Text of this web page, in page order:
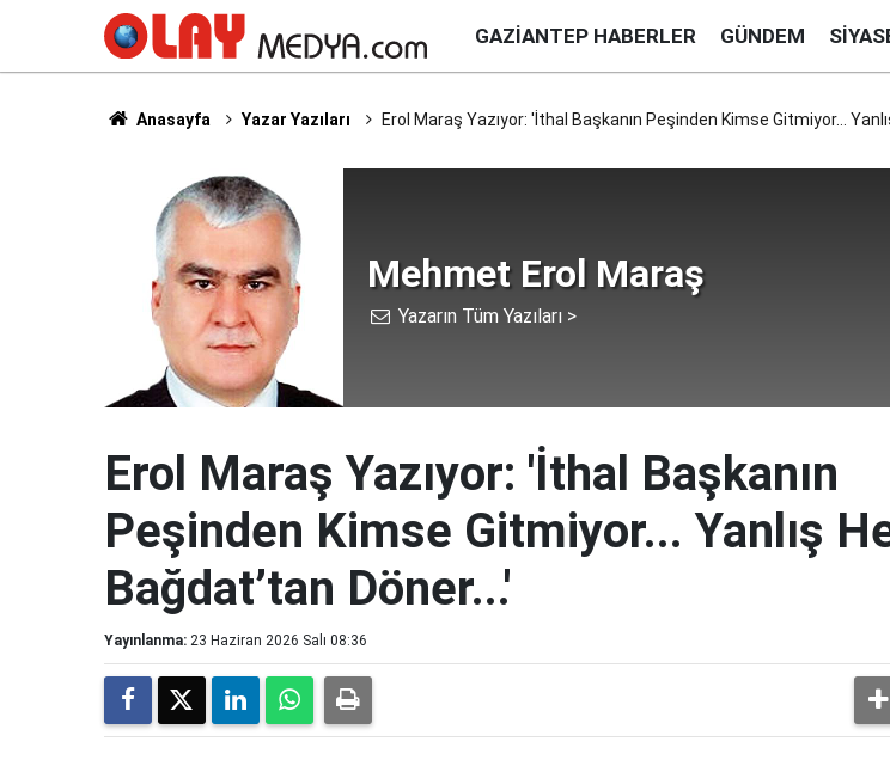
GAZIANTEP HABERLER GÜNDEM
Anasayfa Yazar Yazıları Erol Maraş Yazıyor: 'İthal Başkanın Peşinden Kimse Gitmiyor...
Mehmet Erol Maraş
Yazarın Tüm Yazıları >
Erol Maraş Yazıyor: 'İthal Başkanın
Peşinden Kimse Gitmiyor... Yanlış
Bağdat’tan Döner...'
Yayınlanma: 23 Haziran 2026 Salı 08:36